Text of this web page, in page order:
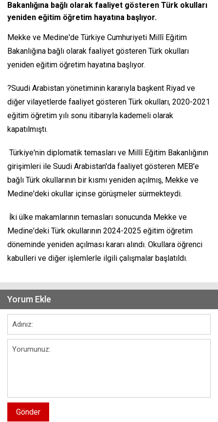
Bakanlığına bağlı olarak faaliyet gösteren Türk okulları
yeniden eğitim öğretim hayatına başlıyor.
Mekke ve Medine'de Türkiye Cumhuriyeti Millî Eğitim
Bakanlığına bağlı olarak faaliyet gösteren Türk okulları
yeniden eğitim öğretim hayatına başlıyor.
?Suudi Arabistan yönetiminin kararıyla başkent Riyad ve
diğer vilayetlerde faaliyet gösteren Türk okulları, 2020-2021
eğitim öğretim yılı sonu itibarıyla kademeli olarak
kapatılmıştı.
Türkiye'nin diplomatik temasları ve Millî Eğitim Bakanlığının
girişimleri ile Suudi Arabistan'da faaliyet gösteren MEB'e
bağlı Türk okullarının bir kısmı yeniden açılmış, Mekke ve
Medine'deki okullar içinse görüşmeler sürmekteydi.
İki ülke makamlarının temasları sonucunda Mekke ve
Medine'deki Türk okullarının 2024-2025 eğitim öğretim
döneminde yeniden açılması kararı alındı. Okullara öğrenci
kabulleri ve diğer işlemlerle ilgili çalışmalar başlatıldı.
Yorum Ekle
Gönder